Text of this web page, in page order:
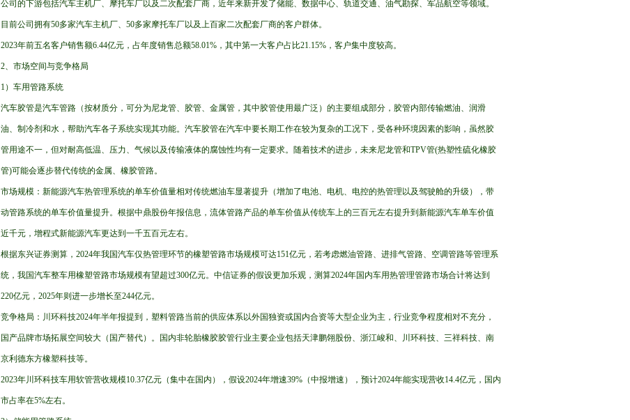
公司的下游包括汽车主机厂、摩托车厂以及二次配套厂商，近年来新开发了储能、数据中心、轨道交通、油气勘探、军品航空等领域。
目前公司拥有50多家汽车主机厂、50多家摩托车厂以及上百家二次配套厂商的客户群体。
2023年前五名客户销售额6.44亿元，占年度销售总额58.01%，其中第一大客户占比21.15%，客户集中度较高。
2、市场空间与竞争格局
1）车用管路系统
汽车胶管是汽车管路（按材质分，可分为尼龙管、胶管、金属管，其中胶管使用最广泛）的主要组成部分，胶管内部传输燃油、润滑
油、制冷剂和水，帮助汽车各子系统实现其功能。汽车胶管在汽车中要长期工作在较为复杂的工况下，受各种环境因素的影响，虽然胶
管用途不一，但对耐高低温、压力、气候以及传输液体的腐蚀性均有一定要求。随着技术的进步，未来尼龙管和TPV管(热塑性硫化橡胶
管)可能会逐步替代传统的金属、橡胶管路。
市场规模：新能源汽车热管理系统的单车价值量相对传统燃油车显著提升（增加了电池、电机、电控的热管理以及驾驶舱的升级），带
动管路系统的单车价值量提升。根据中鼎股份年报信息，流体管路产品的单车价值从传统车上的三百元左右提升到新能源汽车单车价值
近千元，增程式新能源汽车更达到一千五百元左右。
根据东兴证券测算，2024年我国汽车仅热管理环节的橡塑管路市场规模可达151亿元，若考虑燃油管路、进排气管路、空调管路等管理系
统，我国汽车整车用橡塑管路市场规模有望超过300亿元。中信证券的假设更加乐观，测算2024年国内车用热管理管路市场合计将达到
220亿元，2025年则进一步增长至244亿元。
竞争格局：川环科技2024年半年报提到，塑料管路当前的供应体系以外国独资或国内合资等大型企业为主，行业竞争程度相对不充分，
国产品牌市场拓展空间较大（国产替代）。国内非轮胎橡胶胶管行业主要企业包括天津鹏翎股份、浙江峻和、川环科技、三祥科技、南
京利德东方橡塑科技等。
2023年川环科技车用软管营收规模10.37亿元（集中在国内），假设2024年增速39%（中报增速），预计2024年能实现营收14.4亿元，国内
市占率在5%左右。